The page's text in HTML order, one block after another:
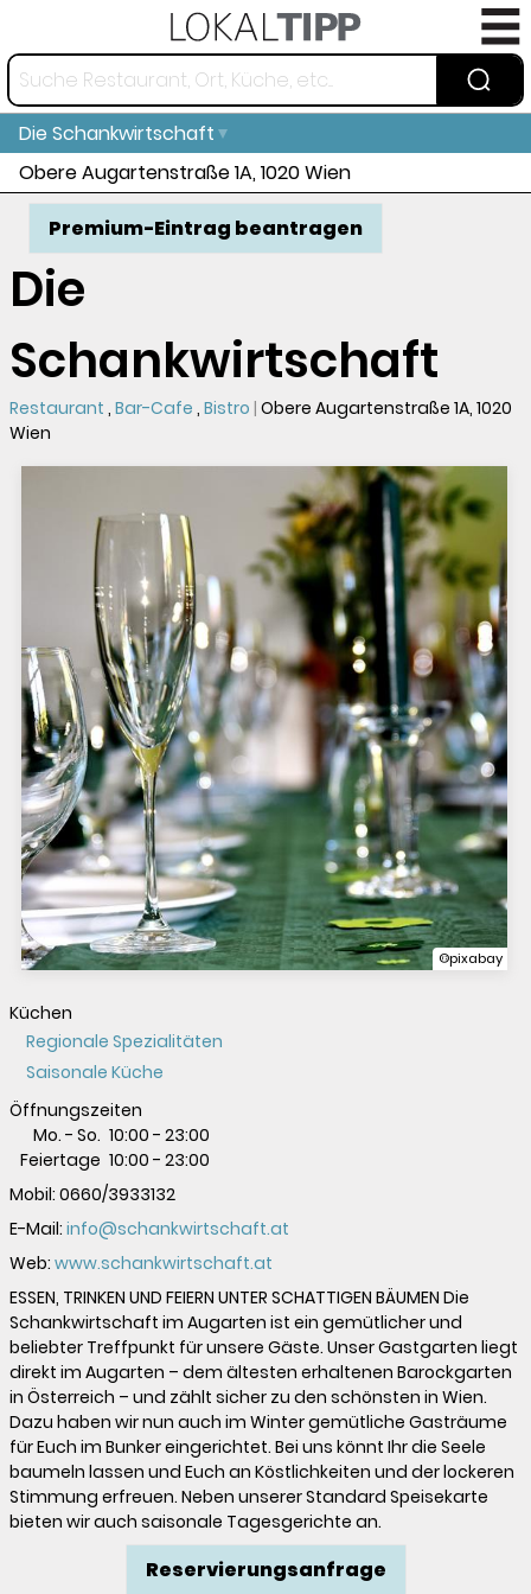
Die Schankwirtschaft
Obere Augartenstraße 1A, 1020 Wien
Die
Schankwirtschaft
Premium-Eintrag beantragen
Restaurant Bar-Cafe Bistro Obere Augartenstraße 1A, 1020
Wien
©pixabay
Küchen
Regionale Spezialitäten
Saisonale Küche
Öffnungszeiten
Mo. - So. 10:00 - 23:00
Feiertage 10:00 - 23:00
Mobil: 0660/3933132
E-Mail: info@schankwirtschaft.at
Web: www.schankwirtschaft.at
ESSEN, TRINKEN UND FEIERN UNTER SCHATTIGEN BÄUMEN Die
Schankwirtschaft im Augarten ist ein gemütlicher und
beliebter Treffpunkt für unsere Gäste. Unser Gastgarten liegt
direkt im Augarten – dem ältesten erhaltenen Barockgarten
in Österreich – und zählt sicher zu den schönsten in Wien.
Dazu haben wir nun auch im Winter gemütliche Gasträume
für Euch im Bunker eingerichtet. Bei uns könnt Ihr die Seele
baumeln lassen und Euch an Köstlichkeiten und der lockeren
Stimmung erfreuen. Neben unserer Standard Speisekarte
bieten wir auch saisonale Tagesgerichte an.
Reservierungsanfrage